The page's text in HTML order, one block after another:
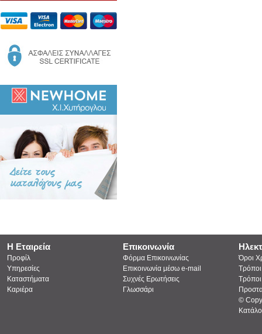
Η Εταιρεία
Προφίλ
Υπηρεσίες
Καταστήματα
Καριέρα
Επικοινωνία
Φόρμα Επικοινωνίας
Επικοινωνία μέσω e-mail
Συχνές Ερωτήσεις
Γλωσσάρι
Όροι
©